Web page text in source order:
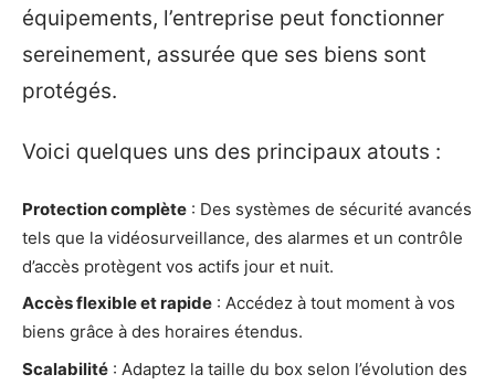
équipements, l’entreprise peut fonctionner
sereinement, assurée que ses biens sont
protégés.
Voici quelques uns des principaux atouts :
Protection complète : Des systèmes de sécurité avancés
tels que la vidéosurveillance, des alarmes et un contrôle
d’accès protègent vos actifs jour et nuit.
Accès flexible et rapide : Accédez à tout moment à vos
biens grâce à des horaires étendus.
Scalabilité : Adaptez la taille du box selon l’évolution des